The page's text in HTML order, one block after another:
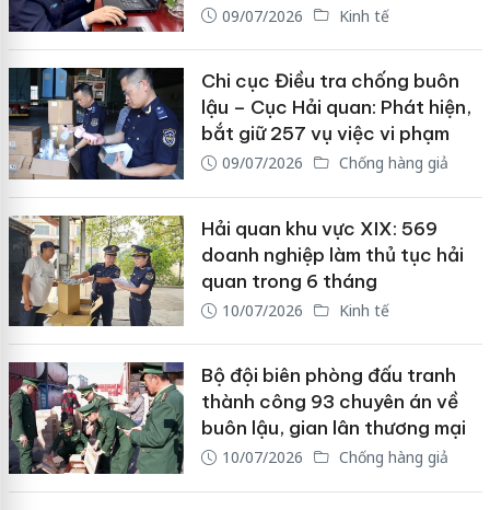
09/07/2026 Kinh tế
Chi cục Điều tra chống buôn
lậu – Cục Hải quan: Phát hiện,
bắt giữ 257 vụ việc vi phạm
09/07/2026 Chống hàng giả
Hải quan khu vực XIX: 569
doanh nghiệp làm thủ tục hải
quan trong 6 tháng
10/07/2026 Kinh tế
Bộ đội biên phòng đấu tranh
thành công 93 chuyên án về
buôn lậu, gian lân thương mại
10/07/2026 Chống hàng giả